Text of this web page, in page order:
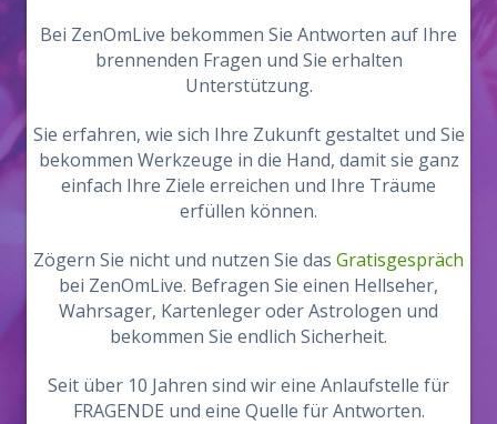
Bei ZenOmLive bekommen Sie Antworten auf Ihre
brennenden Fragen und Sie erhalten
Unterstützung.
Sie erfahren, wie sich Ihre Zukunft gestaltet und Sie
bekommen Werkzeuge in die Hand, damit sie ganz
einfach Ihre Ziele erreichen und Ihre Träume
erfüllen können.
Zögern Sie nicht und nutzen Sie das Gratisgespräch
bei ZenOmLive. Befragen Sie einen Hellseher,
Wahrsager, Kartenleger oder Astrologen und
bekommen Sie endlich Sicherheit.
Seit über 10 Jahren sind wir eine Anlaufstelle für
FRAGENDE und eine Quelle für Antworten.